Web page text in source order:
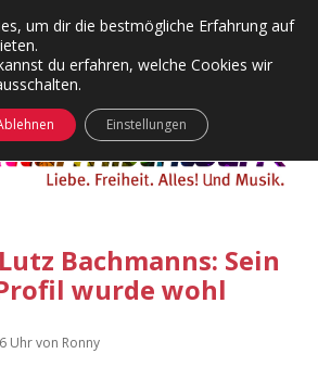
Kategorien
Menü
24 Hours Chilling
Die Wende
KFMW-Disco
KFMW-Disco
Dates
Contact
öffnen
Bachmanns: Sein
wurde wohl
Uhrvon Ronny
um dir die bestmögliche Erfahrung auf
du erfahren, welche Cookies wir
Einstellungen